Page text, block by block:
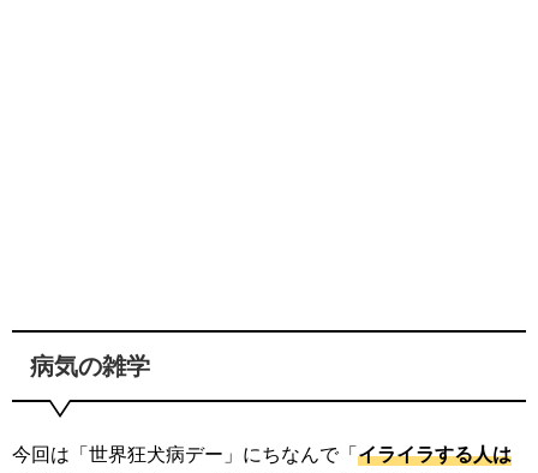
病気の雑学
今回は「世界狂犬病デー」にちなんで「イライラする人は